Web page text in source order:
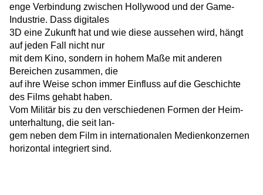
enge Verbindung zwischen Hollywood und der Game-
Industrie. Dass digitales
3D eine Zukunft hat und wie diese aussehen wird, hängt
auf jeden Fall nicht nur
mit dem Kino, sondern in hohem Maße mit anderen
Bereichen zusammen, die
auf ihre Weise schon immer Einfluss auf die Geschichte
des Films gehabt haben.
Vom Militär bis zu den verschiedenen Formen der Heim-
unterhaltung, die seit lan-
gem neben dem Film in internationalen Medienkonzernen
horizontal integriert sind.